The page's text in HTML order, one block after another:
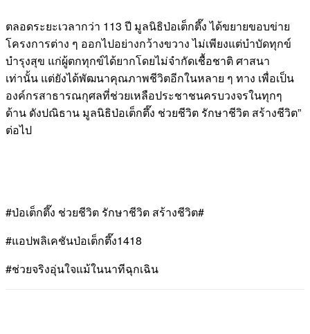
ตลอดระยะเวลากว่า 113 ปี มูลนิธิป่อเต็กตึ๊ง ได้ขยายขอบข่าย
โครงการต่าง ๆ ออกไปอย่างกว้างขวาง ไม่เพียงแต่บำบัดทุกข์
บำรุงสุข แก่ผู้ตกทุกข์ได้ยากโดยไม่จำกัดเชื้อชาติ ศาสนา
เท่านั้น แต่ยังได้พัฒนาคุณภาพชีวิตอีกในหลาย ๆ ทาง เพื่อเป็น
องค์กรสาธารณกุศลที่ช่วยเหลือประชาชนครบวงจรในทุกๆ
ด้าน ดังปณิธาน มูลนิธิป่อเต็กตึ๊ง ช่วยชีวิต รักษาชีวิต สร้างชีวิต”
ต่อไป
#ป่อเต็กตึ๊ง ช่วยชีวิต รักษาชีวิต สร้างชีวิต#
#แอปพลิเคชันป่อเต็กตึ๊ง1418
#ช่วยจริงอุ่นใจแม้ในนาทีฉุกเฉิน